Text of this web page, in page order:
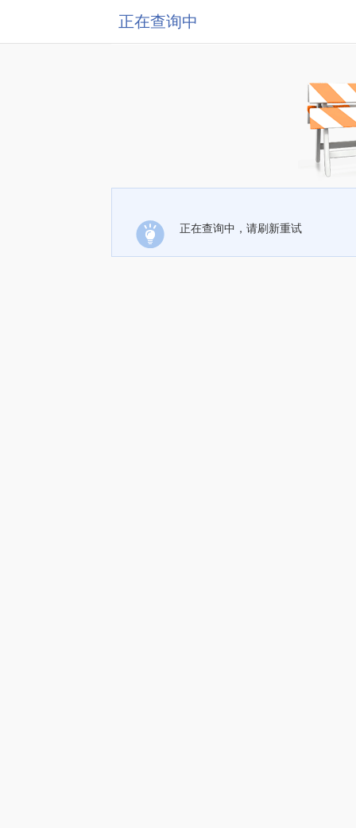
正在查询中
正在查询中，请刷新重试